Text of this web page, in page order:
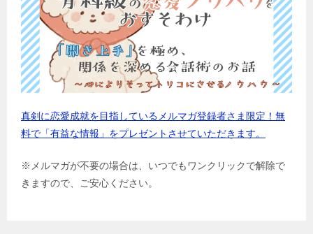
真剣に恋愛成就を目指しているメルマガ登録者さま限定！無
料で「有益な情報」をプレゼントさせていただきます。
※メルマガが不要の場合は、いつでもワンクリックで解除で
きますので、ご安心ください。